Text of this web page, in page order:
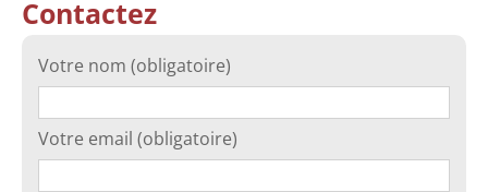
Contactez
Votre nom (obligatoire)
Votre email (obligatoire)